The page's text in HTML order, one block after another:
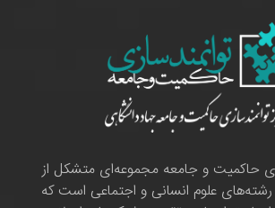
حاکمیت و جامعه مجموعه‌ای متشکل از
علوم انسانی و اجتماعی است که